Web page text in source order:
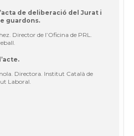
de deliberació del Jurat i
guardons.
Director de l’Oficina de PRL.
Directora. Institut Català de
Laboral.